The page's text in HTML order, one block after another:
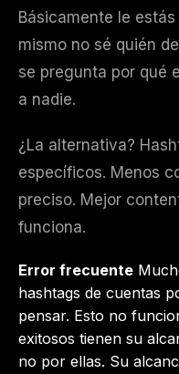
Básicamente le
mismo no sé quién
se pregunta por qué
a nadie.
¿La alternativa?
específicos. Menos
preciso. Mejor
funciona.
Error frecuente
hashtags de cuentas
pensar. Esto no
exitosos tienen su
no por ellas. Su